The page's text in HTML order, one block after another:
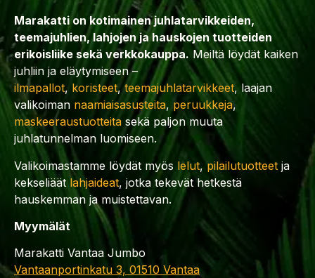
Marakatti on kotimainen juhlatarvikkeiden,
teemajuhlien, lahjojen ja hauskojen tuotteiden
erikoisliike sekä verkkokauppa. Meiltä löydät kaiken
juhliin ja eläytymiseen –
ilmapallot, koristeet,teemajuhlatarvikkeet, laajan
valikoiman naamiaisasusteita, peruukkeja,
maskeeraustuotteita sekä paljon muuta
juhlatunnelman luomiseen.
Valikoimastamme löydät myös lelut,pilailutuotteet ja
kekseliäät lahjaideat, jotka tekevät hetkestä
hauskemman ja muistettavan.
Myymälät
Marakatti Vantaa Jumbo
Vantaanportinkatu 3, 01510 Vantaa